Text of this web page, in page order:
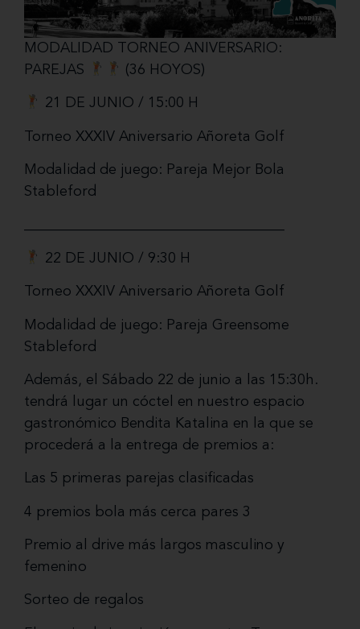
MODALIDAD TORNEO ANIVERSARIO:
PAREJAS
(36 HOYOS)
21 DE JUNIO / 15:00 H
Torneo XXXIV Aniversario Añoreta Golf
Modalidad de juego: Pareja Mejor Bola
Stableford
22 DE JUNIO / 9:30 H
Torneo XXXIV Aniversario Añoreta Golf
Modalidad de juego: Pareja Greensome
Stableford
Además, el Sábado 22 de junio a las 15:30h.
tendrá lugar un cóctel en nuestro espacio
gastronómico Bendita Katalina en la que se
procederá a la entrega de premios a:
Las 5 primeras parejas clasificadas
4 premios bola más cerca pares 3
Premio al drive más largos masculino y
femenino
Sorteo de regalos